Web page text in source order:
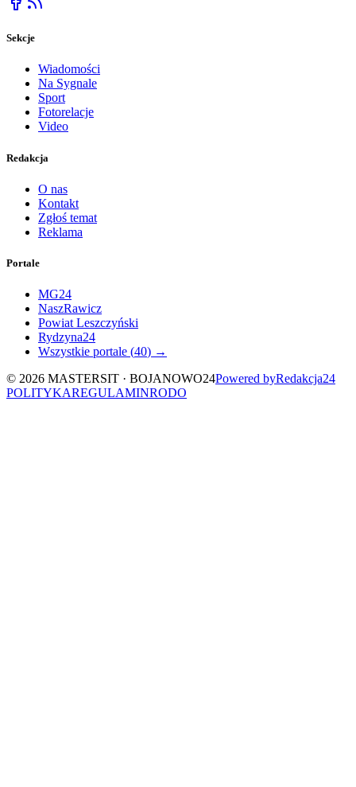
Sekcje
Wiadomości
Na Sygnale
Sport
Fotorelacje
Video
Redakcja
O nas
Kontakt
Zgłoś temat
Reklama
Portale
MG24
NaszRawicz
Powiat Leszczyński
Rydzyna24
Wszystkie portale (40) →
© 2026 MASTERSIT · BOJANOWO24Powered byRedakcja24
POLITYKAREGULAMINRODO